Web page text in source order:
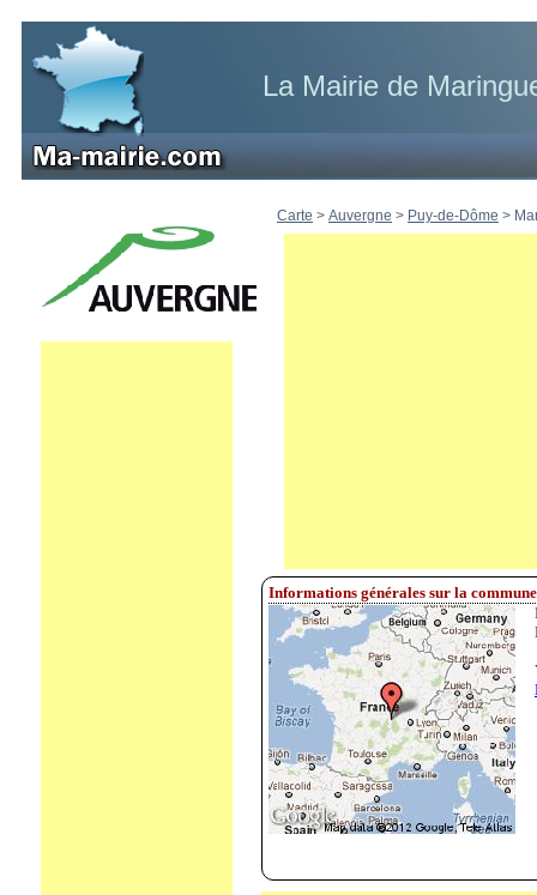
La Mairie de
Carte > Auvergne > Puy-de-Dôme >
Informations générales sur la